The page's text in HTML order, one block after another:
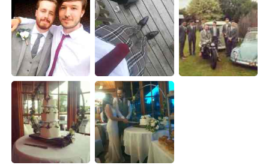
Français Deutsch
日本語 한국어
Русский ไทย
Indonesia Italiano
Türkçe Tiếng Việt
Português